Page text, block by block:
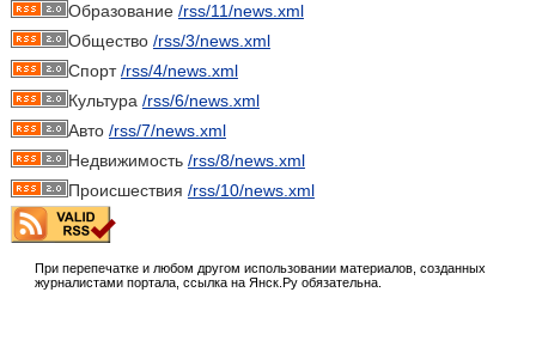
Образование /rss/11/news.xml
Общество /rss/3/news.xml
Спорт/rss/4/news.xml
Культура /rss/6/news.xml
Авто /rss/7/news.xml
Недвижимость /rss/8/news.xml
Происшествия /rss/10/news.xml
При перепечатке и любом другом использовании материалов, созданных
журналистами портала, ссылка на Янск.Ру обязательна.